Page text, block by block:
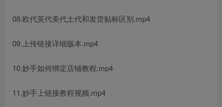
08.欧代英代美代土代和发货贴标区别.mp4
09.上传链接详细版本.mp4
10.妙手如何绑定店铺教程.mp4
11.妙手上链接教程视频.mp4